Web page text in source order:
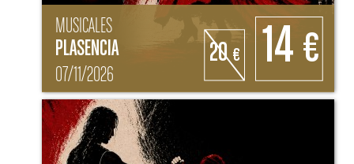
MUSICALES
PLASENCIA
07/11/2026
20€ 14 €